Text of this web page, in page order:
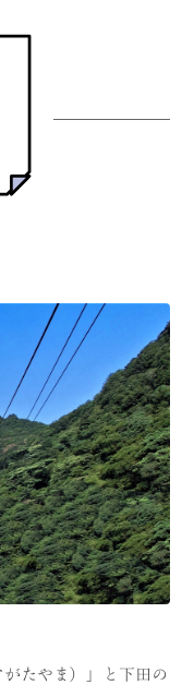
たやま）」と下田の